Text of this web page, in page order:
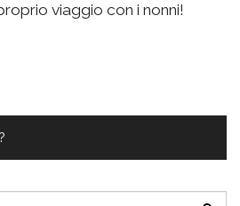
viaggio con i nonni!